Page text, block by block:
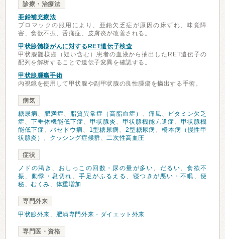
診療・治療法
亜鉛補充療法
プロマックの服用により、亜鉛欠乏症が原因の床ずれ、味覚障
害、食欲不振、舌痛症、皮膚炎が改善される。
甲状腺髄様がんに対するRET遺伝子検査
甲状腺髄様癌（疑い含む）患者の血液から抽出したRET遺伝子の
配列を解析することで遺伝子変異を確認する。
甲状腺腫瘍手術
内視鏡を使用して甲状腺や副甲状腺の良性腫瘍を摘出する手術。
病気
糖尿病、 肥満症、 脂質異常症（高脂血症） 、 痛風、
ビタミン欠乏
症、 下垂体機能低下症、 甲状腺炎 、 甲状腺機能亢進症、甲状腺機
能低下症、バセドウ病、 1型糖尿病、 2型糖尿病、橋本病（慢性甲
状腺炎） 、 クッシング症候群、二次性高血圧
症状
ノドの渇き 、 おしっこの回数・尿の量が多い、 だるい、食欲不
振 、 動悸・息切れ 、手足がふるえる 、 寝つきが悪い・不眠 、便
秘、むくみ、 体重増加
専門外来
甲状腺外来、 肥満専門外来・ダイエット外来
専門医・資格